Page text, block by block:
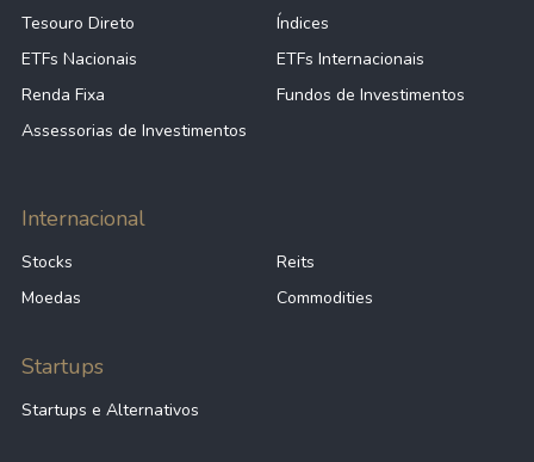
Tesouro Direto
Índices
ETFs Nacionais
ETFs Internacionais
Renda Fixa
Fundos de Investimentos
Assessorias de Investimentos
Internacional
Stocks
Reits
Moedas
Commodities
Startups
Startups e Alternativos